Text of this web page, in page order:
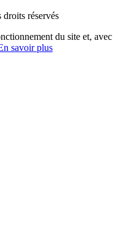
réservés
du site et, avec
savoir plus